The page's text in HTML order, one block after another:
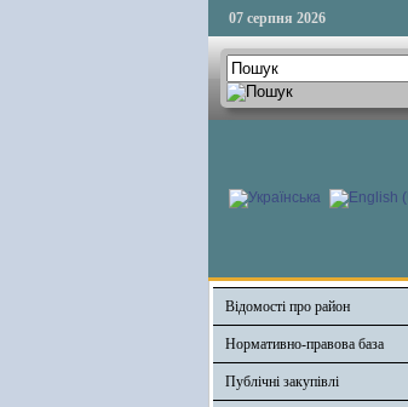
07 серпня 2026
Відомості про район
Нормативно-правова база
Публічні закупівлі